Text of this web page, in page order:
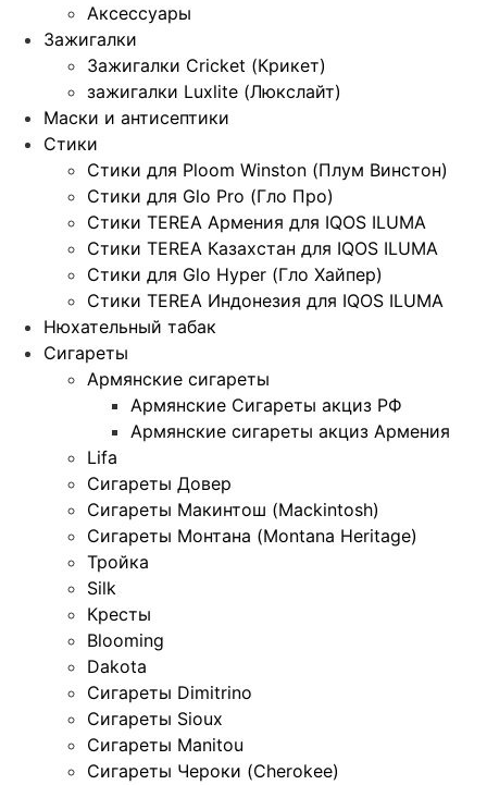
Аксессуары
Зажигалки
Зажигалки Cricket (Крикет)
зажигалки Luxlite (Люкслайт)
Маски и антисептики
Стики
Стики для Ploom Winston (Плум Винстон)
Стики для Glo Pro (Гло Про)
Стики TEREA Армения для IQOS ILUMA
Стики TEREA Казахстан для IQOS ILUMA
Стики для Glo Hyper (Гло Хайпер)
Стики TEREA Индонезия для IQOS ILUMA
Нюхательный табак
Сигареты
Армянские сигареты
Армянские Сигареты акциз РФ
Армянские сигареты акциз Армения
Lifa
Сигареты Довер
Сигареты Макинтош (Mackintosh)
Сигареты Монтана (Montana Heritage)
Тройка
Silk
Кресты
Blooming
Dakota
Сигареты Dimitrino
Сигареты Sioux
Сигареты Manitou
Сигареты Чероки (Cherokee)